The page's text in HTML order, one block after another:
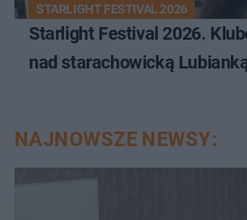
STARLIGHT FESTIVAL 2026
Starlight Festival 2026.
nad starachowicką
NAJNOWSZE NEWSY: